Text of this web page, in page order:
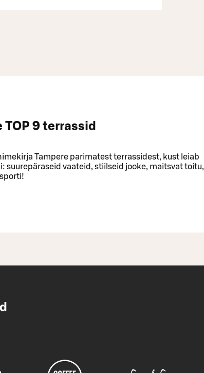
TOP 9 terrassid
Tampere parimatest terrassidest, kust leiab
suurepäraseid vaateid, stiilseid jooke, maitsvat toitu,